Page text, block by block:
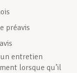
préavis
un entretien
lorsque qu’il